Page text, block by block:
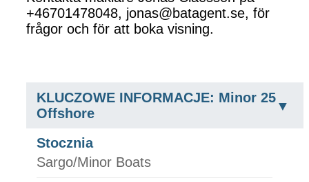
+46701478048, jonas@batagent.se, för
frågor och för att boka visning.
KLUCZOWE INFORMACJE: Minor 25
Offshore
Stocznia
Sargo/Minor Boats